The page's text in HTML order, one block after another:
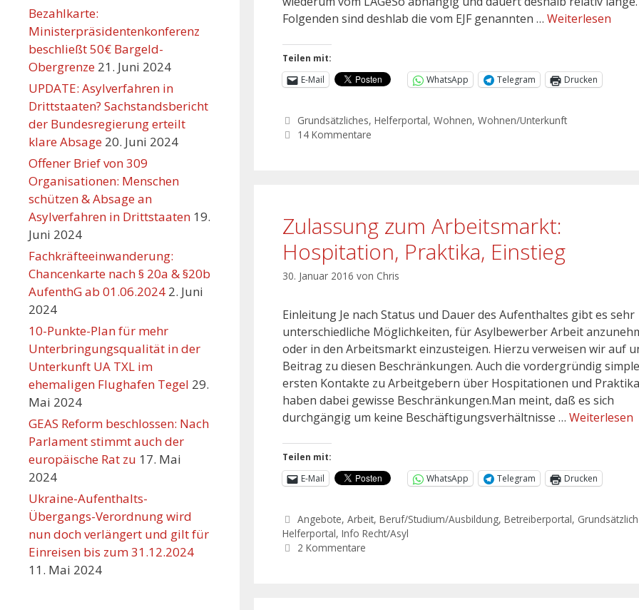
Folgenden sind deshlab die vom EJF genannten … Weiterlesen
Teilen mit:
E-Mail
WhatsApp Telegram Drucken
Grundsätzliches,Helferportal,Wohnen,Wohnen/Unterkunft
14 Kommentare
Zulassung zum Arbeitsmarkt:
Hospitation, Praktika, Einstieg
30. Januar 2016 von Chris
Einleitung Je nach Status und Dauer des Aufenthaltes gibt es sehr
unterschiedliche Möglichkeiten, für Asylbewerber Arbeit
oder in den Arbeitsmarkt einzusteigen. Hierzu verweisen wir auf
Beitrag zu diesen Beschränkungen. Auch die vordergründig
ersten Kontakte zu Arbeitgebern über Hospitationen und Praktika
haben dabei gewisse Beschränkungen.Man meint, daß es sich
durchgängig um keine Beschäftigungsverhältnisse … Weiterlesen
Teilen mit:
E-Mail
WhatsApp Telegram Drucken
Angebote,Arbeit,Beruf/Studium/Ausbildung,Betreiberportal,
Helferportal, Info Recht/Asyl
2 Kommentare
Bezahlkarte:
Ministerpräsidentenkonferenz
beschließt 50€ Bargeld-
Obergrenze 21. Juni 2024
UPDATE: Asylverfahren in
Drittstaaten? Sachstandsbericht
der Bundesregierung erteilt
klare Absage 20. Juni 2024
Offener Brief von 309
Organisationen: Menschen
schützen & Absage an
Asylverfahren in Drittstaaten 19.
Juni 2024
Fachkräfteeinwanderung:
Chancenkarte nach § 20a & §20b
AufenthG ab 01.06.2024 2. Juni
2024
10-Punkte-Plan für mehr
Unterbringungsqualität in der
Unterkunft UA TXL im
ehemaligen Flughafen Tegel 29.
Mai 2024
GEAS Reform beschlossen: Nach
Parlament stimmt auch der
europäische Rat zu 17. Mai
2024
Ukraine-Aufenthalts-
Übergangs-Verordnung wird
nun doch verlängert und gilt für
Einreisen bis zum 31.12.2024
11. Mai 2024